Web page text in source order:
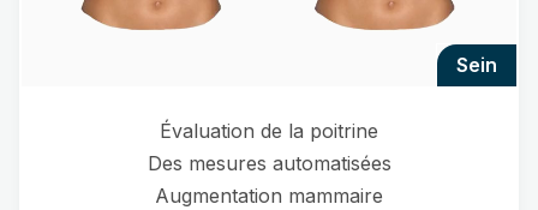
sein
Évaluation de la poitrine
Des mesures automatisées
Augmentation mammaire